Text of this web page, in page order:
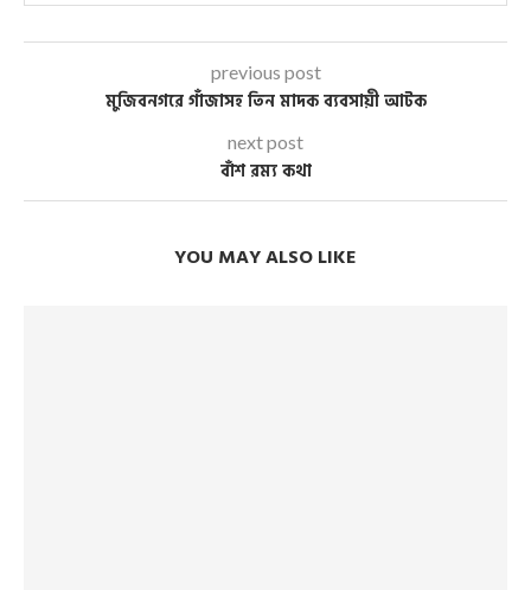
previous post
মুজিবনগরে গাঁজাসহ তিন মাদক ব্যবসায়ী আটক
next post
বাঁশ রম্য কথা
YOU MAY ALSO LIKE